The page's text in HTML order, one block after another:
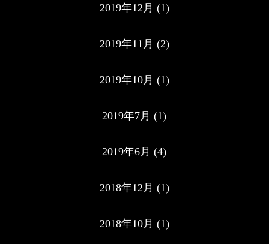
2019年12月 (1)
2019年11月 (2)
2019年10月 (1)
2019年7月 (1)
2019年6月 (4)
2018年12月 (1)
2018年10月 (1)